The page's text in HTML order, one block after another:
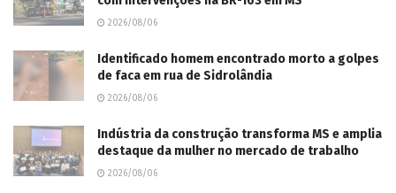
2026/08/06
Identificado homem encontrado morto a golpes
de faca em rua de Sidrolândia
2026/08/06
Indústria da construção transforma MS e amplia
destaque da mulher no mercado de trabalho
2026/08/06